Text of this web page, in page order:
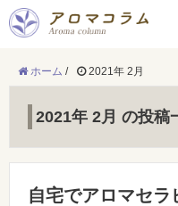
ホーム / 2021年 2月
2021年 2月 の投稿
自宅でアロマセ